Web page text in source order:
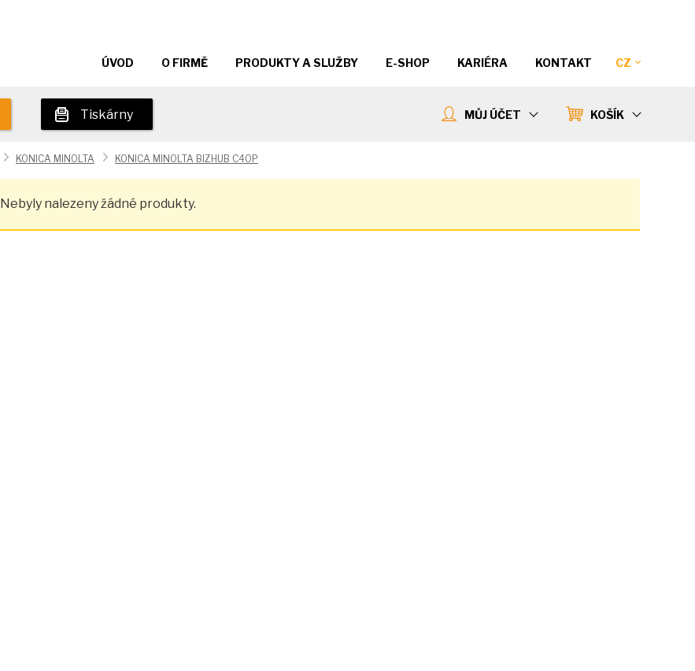
CZ
ÚVOD O FIRMĚ PRODUKTY A SLUŽBY E-SHOP KARIÉRA KONTAKT
Tiskárny KOŠÍK
MŮJ ÚČET
KONICA MINOLTA KONICA MINOLTA BIZHUB C40P
Nebyly nalezeny žádné produkty.